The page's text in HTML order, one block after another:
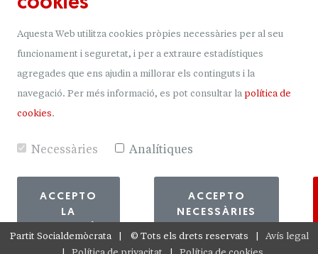
Uneix-t'hi
Donacions
Mapa del lloc
Aquesta Web utilitza cookies pròpies necessàries per al seu
funcionament i seguretat, i per a extraure estadístiques
agregades que ens ajudin a millorar els continguts i la
navegació. Per més informació, es pot consultar la política de
cookies.
Necessàries Analítiques
ACCEPTO
LA
ACCEPTO
NECESSÀRIES
Partit Socialdemòcrata © Tots els drets reservats
Avís legal